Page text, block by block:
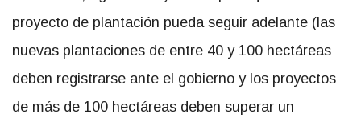
proyecto de plantación pueda seguir adelante (las
nuevas plantaciones de entre 40 y 100 hectáreas
deben registrarse ante el gobierno y los proyectos
de más de 100 hectáreas deben superar un